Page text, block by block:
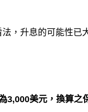
，升息的可能性已
3,000美元，換算之